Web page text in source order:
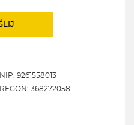
NIP: 9261558013
REGON: 368272058